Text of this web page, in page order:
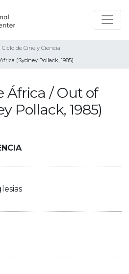
Ciclo de Cine y Ciencia
(Sydney Pollack, 1985)
África / Out of
Pollack, 1985)